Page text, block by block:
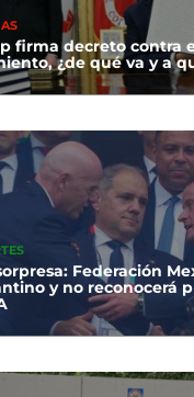
firma decreto contra
¿de qué va y a
Federación
y no reconocerá